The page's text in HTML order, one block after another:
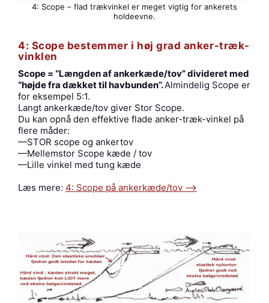
4: Scope – flad trækvinkel er meget vigtig for ankerets
holdeevne.
4: Scope bestemmer i høj grad anker-træk-
vinklen
Scope = “Længden af ankerkæde/tov” divideret med
“højde fra dækket til havbunden”.Almindelig Scope er
for eksempel 5:1.
Langt ankerkæde/tov giver Stor Scope.
Du kan opnå den effektive flade anker-træk-vinkel på
flere måder:
—STOR scope og ankertov
—Mellemstor Scope kæde / tov
—Lille vinkel med tung kæde
Læs mere: 4: Scope på ankerkæde/tov —->